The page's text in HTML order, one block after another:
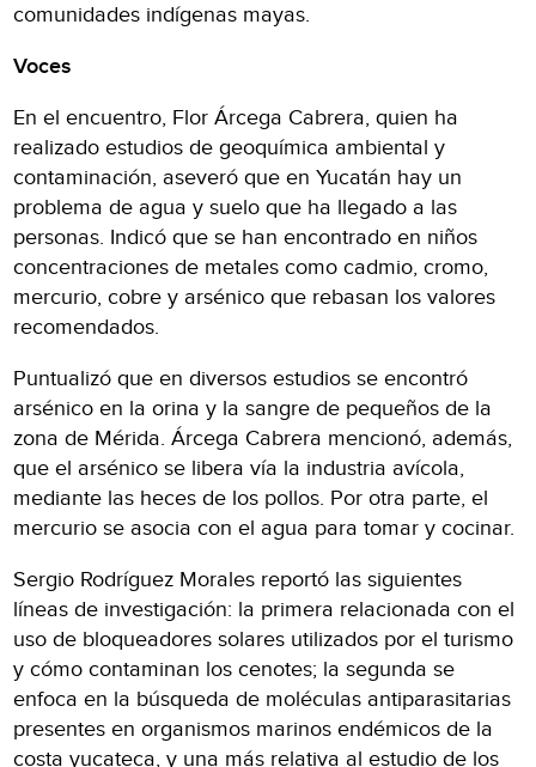
comunidades indígenas mayas.
Voces
En el encuentro, Flor Árcega Cabrera, quien ha
realizado estudios de geoquímica ambiental y
contaminación, aseveró que en Yucatán hay un
problema de agua y suelo que ha llegado a las
personas. Indicó que se han encontrado en niños
concentraciones de metales como cadmio, cromo,
mercurio, cobre y arsénico que rebasan los valores
recomendados.
Puntualizó que en diversos estudios se encontró
arsénico en la orina y la sangre de pequeños de la
zona de Mérida. Árcega Cabrera mencionó, además,
que el arsénico se libera vía la industria avícola,
mediante las heces de los pollos. Por otra parte, el
mercurio se asocia con el agua para tomar y cocinar.
Sergio Rodríguez Morales reportó las siguientes
líneas de investigación: la primera relacionada con el
uso de bloqueadores solares utilizados por el turismo
y cómo contaminan los cenotes; la segunda se
enfoca en la búsqueda de moléculas antiparasitarias
presentes en organismos marinos endémicos de la
costa yucateca, y una más relativa al estudio de los